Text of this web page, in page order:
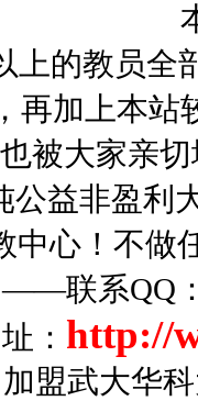
上的教员全
再加上本站
被大家亲
公益非盈利
中心！不做
——联系QQ
址： http://
加盟武大华